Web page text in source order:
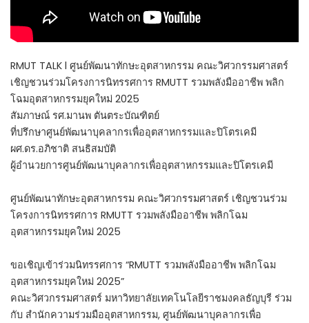
RMUT TALK l ศูนย์พัฒนาทักษะอุตสาหกรรม คณะวิศวกรรมศาสตร์
เชิญชวนร่วมโครงการนิทรรศการ RMUTT รวมพลังมืออาชีพ พลิก
โฉมอุตสาหกรรมยุคใหม่ 2025
สัมภาษณ์ รศ.มานพ ตันตระบัณฑิตย์
ที่ปรึกษาศูนย์พัฒนาบุคลากรเพื่ออุตสาหกรรมและปิโตรเคมี
ผศ.ดร.อภิชาติ สนธิสมบัติ
ผู้อำนวยการศูนย์พัฒนาบุคลากรเพื่ออุตสาหกรรมและปิโตรเคมี
ศูนย์พัฒนาทักษะอุตสาหกรรม คณะวิศวกรรมศาสตร์ เชิญชวนร่วม
โครงการนิทรรศการ RMUTT รวมพลังมืออาชีพ พลิกโฉม
อุตสาหกรรมยุคใหม่ 2025
ขอเชิญเข้าร่วมนิทรรศการ “RMUTT รวมพลังมืออาชีพ พลิกโฉม
อุตสาหกรรมยุคใหม่ 2025”
คณะวิศวกรรมศาสตร์ มหาวิทยาลัยเทคโนโลยีราชมงคลธัญบุรี ร่วม
กับ สำนักความร่วมมืออุตสาหกรรม, ศูนย์พัฒนาบุคลากรเพื่อ